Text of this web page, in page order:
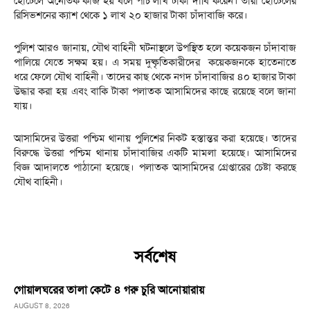
রিসিভশনের ক্যাশ থেকে ১ লাখ ২০ হাজার টাকা চাঁদাবাজি করে।
পুলিশ আরও জানায়, যৌথ বাহিনী ঘটনাস্থলে উপস্থিত হলে কয়েকজন চাঁদাবাজ
পালিয়ে যেতে সক্ষম হয়। এ সময় দুষ্কৃতিকারীদের কয়েকজনকে হাতেনাতে
ধরে ফেলে যৌথ বাহিনী। তাদের কাছ থেকে নগদ চাঁদাবাজির ৪০ হাজার টাকা
উদ্ধার করা হয় এবং বাকি টাকা পলাতক আসামিদের কাছে রয়েছে বলে জানা
যায়।
আসামিদের উত্তরা পশ্চিম থানায় পুলিশের নিকট হস্তান্তর করা হয়েছে। তাদের
বিরুদ্ধে উত্তরা পশ্চিম থানায় চাঁদাবাজির একটি মামলা হয়েছে। আসামিদের
বিজ্ঞ আদালতে পাঠানো হয়েছে। পলাতক আসামিদের গ্রেপ্তারের চেষ্টা করছে
যৌথ বাহিনী।
সর্বশেষ
গোয়ালঘরের তালা কেটে ৪ গরু চুরি আনোয়ারায়
AUGUST 8, 2026